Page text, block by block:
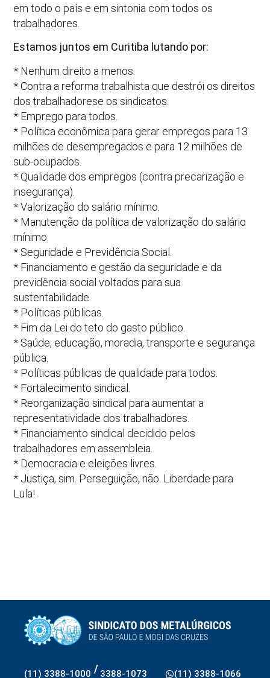
em todo o país e em sintonia com todos os
trabalhadores.
Estamos juntos em Curitiba lutando por:
* Nenhum direito a menos.
* Contra a reforma trabalhista que destrói os direitos
dos trabalhadorese os sindicatos.
* Emprego para todos.
* Política econômica para gerar empregos para 13
milhões de desempregados e para 12 milhões de
sub-ocupados.
* Qualidade dos empregos (contra precarização e
insegurança).
* Valorização do salário mínimo.
* Manutenção da política de valorização do salário
mínimo.
* Seguridade e Previdência Social.
* Financiamento e gestão da seguridade e da
previdência social voltados para sua
sustentabilidade.
* Políticas públicas.
* Fim da Lei do teto do gasto público.
* Saúde, educação, moradia, transporte e segurança
pública.
* Políticas públicas de qualidade para todos.
* Fortalecimento sindical.
* Reorganização sindical para aumentar a
representatividade dos trabalhadores.
* Financiamento sindical decidido pelos
trabalhadores em assembleia.
* Democracia e eleições livres.
* Justiça, sim. Perseguição, não. Liberdade para
Lula!
(11) 3388-1000 / 3388-1073 (11) 3388-1066